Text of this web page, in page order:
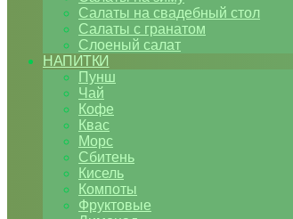
Салаты на свадебный стол
Салаты с гранатом
Слоеный салат
НАПИТКИ
Пунш
Чай
Кофе
Квас
Морс
Сбитень
Кисель
Компоты
Фруктовые